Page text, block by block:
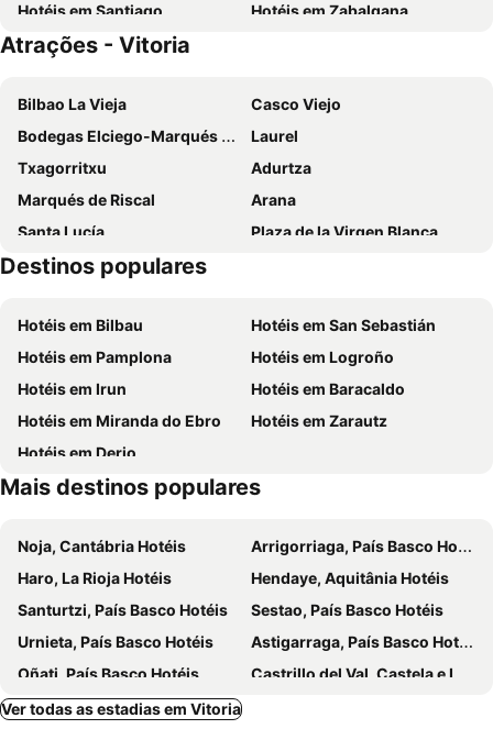
Dato 2
Hotel Hito
La Casa de Los Arquillos
Agroturismo Abaienea
Habitaciones Javier LVI 0006
Hotel Palacio De Luko
El Coto Hotel Restaurante
NIREA HOTEL
Hotel Amarica
Pension Araba
Hotel Haritz Ondo
Gorosarri
Hotéis em Santiago
Hotéis em Zabalgana
Hotéis em Ariznavarra
Atrações - Vitoria
Bilbao La Vieja
Casco Viejo
Bodegas Elciego-Marqués de Riscal
Laurel
Txagorritxu
Adurtza
Marqués de Riscal
Arana
Santa Lucía
Plaza de la Virgen Blanca
Vitoria Airport
Ensanche
Lovaina
Tranvía
Santiago
Zabalgana
Puente de San Juan de Ortega
Feria Internacional El Arte de la Cerveza Sana
Lakua
Coronación
Los Arquillos
Nacedero del Urederra
Parque Natural de Valderejo
Estación de Autobuses
Parque del Ebro
Santiagos
Destinos populares
Hotéis em Bilbau
Hotéis em San Sebastián
Hotéis em Pamplona
Hotéis em Logroño
Hotéis em Irun
Hotéis em Baracaldo
Hotéis em Miranda do Ebro
Hotéis em Zarautz
Hotéis em Derio
Mais destinos populares
Noja, Cantábria Hotéis
Arrigorriaga, País Basco Hotéis
Haro, La Rioja Hotéis
Hendaye, Aquitânia Hotéis
Santurtzi, País Basco Hotéis
Sestao, País Basco Hotéis
Urnieta, País Basco Hotéis
Astigarraga, País Basco Hotéis
Oñati, País Basco Hotéis
Castrillo del Val, Castela e Leão Hotéis
Lasarte, País Basco Hotéis
Ver todas as estadias em Vitoria